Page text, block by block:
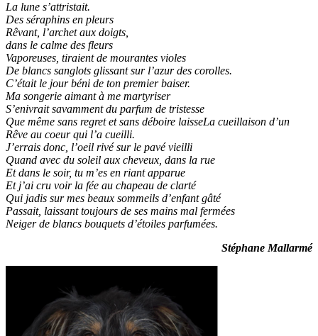
La lune s’attristait.
Des séraphins en pleurs
Rêvant, l’archet aux doigts,
dans le calme des fleurs
Vaporeuses, tiraient de mourantes violes
De blancs sanglots glissant sur l’azur des corolles.
C’était le jour béni de ton premier baiser.
Ma songerie aimant à me martyriser
S’enivrait savamment du parfum de tristesse
Que même sans regret et sans déboire laisseLa cueillaison d’un
Rêve au coeur qui l’a cueilli.
J’errais donc, l’oeil rivé sur le pavé vieilli
Quand avec du soleil aux cheveux, dans la rue
Et dans le soir, tu m’es en riant apparue
Et j’ai cru voir la fée au chapeau de clarté
Qui jadis sur mes beaux sommeils d’enfant gâté
Passait, laissant toujours de ses mains mal fermées
Neiger de blancs bouquets d’étoiles parfumées.
Stéphane Mallarmé